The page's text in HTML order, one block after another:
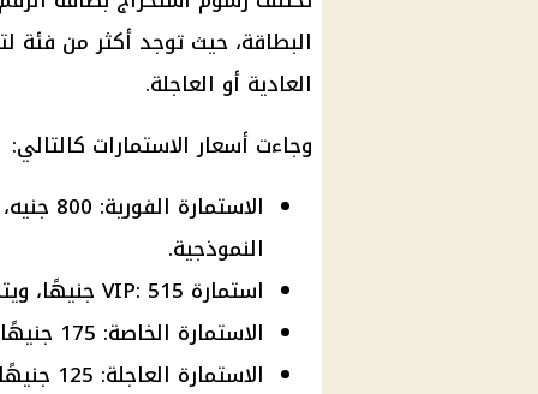
البطاقة، حيث توجد أكثر من فئة
العادية أو العاجلة.
وجاءت أسعار الاستمارات كالتالي:
النموذجية.
استمارة VIP: 515 جنيهًا، ويتم تسليم البطاقة خلال ساعتين.
الاستمارة الخاصة: 175 جنيهًا، ويتم تسليم البطاقة خلال 24 ساعة.
الاستمارة العاجلة: 125 جنيهًا، ويتم تسليم البطاقة خلال 3 أيام.